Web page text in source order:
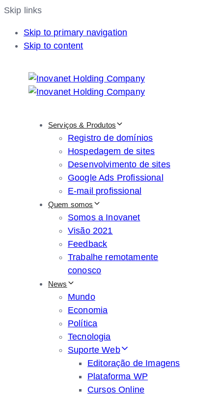
Skip links
Skip to primary navigation
Skip to content
Serviços & Produtos
Registro de domínios
Hospedagem de sites
Desenvolvimento de sites
Google Ads Profissional
E-mail profissional
Quem somos
Somos a Inovanet
Visão 2021
Feedback
Trabalhe remotamente
conosco
News
Mundo
Economia
Política
Tecnologia
Suporte Web
Editoração de Imagens
Plataforma WP
Cursos Online